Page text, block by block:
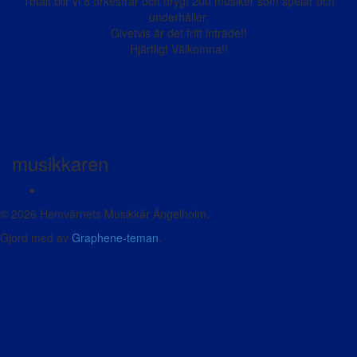
underhåller.
Givetvis är det fritt inträde!!
Hjärtligt Välkomna!!
musikkaren
© 2026 Hemvärnets Musikkår Ängelholm.
Gjord med av Graphene-teman.